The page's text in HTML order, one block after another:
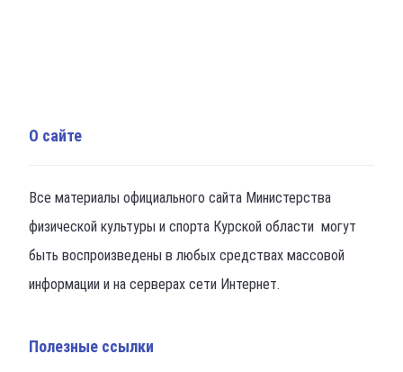
О сайте
Все материалы официального сайта Министерства
физической культуры и спорта Курской области могут
быть воспроизведены в любых средствах массовой
информации и на серверах сети Интернет.
Полезные ссылки